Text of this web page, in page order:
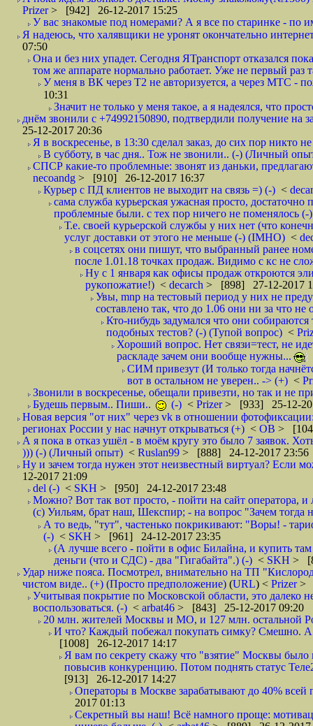
Prizer> [942] 26-12-2017 15:25
У вас знакомые под номерами? А я все по старинке - по
Я надеюсь, что халявщики не уронят окончательно
07:50
Она и без них упадет. Сегодня ЯТранспорт отказался
том же аппарате нормально работает. Уже не первый раз
У меня в ВК через Т2 не авторизуется, а через МТС -
10:31
Значит не только у меня такое, а я надеялся, что
днём звонили с +74992150890, подтвердили получение на
25-12-2017 20:36
Я в воскресенье, в 13:30 сделал заказ, до сих пор никто
В субботу, в час дня.. Тож не звонили.. (-) (Личный
СПСР какие-то проблемные: звонят из даньки,
necoandg > [910] 26-12-2017 16:37
Курьер с ПД клиентов не выходит на связь =) (-) <
сама служба курьерская ужасная просто,
проблемные были. с тех пор ничего не поменялось (-)
Т.е. своей курьерской службы у них нет (что
услуг доставки от этого не меньше (-) (IMHO) <
в соцсетях они пишут, что выбранный ранее
после 1.01.18 точках продаж. Видимо с кс не
Ну с 1 января как офисы продаж откроются
рукопожатие!) < decarch > [898] 27-12-2017
Увы, mnp на тестовый период у них не
составлено так, что до 1.06 они ни за что не
Кто-нибудь задумался что они
подобных тестов? (-) (Тупой вопрос) <
Хороший вопрос. Нет связи=тест, не
раскладе зачем они вообще нужны...
СИМ привезут (И только тогда
вот в остальном не уверен.. -> (+) <
Звонили в воскресенье, обещали привезти, но так и не
Будешь первым.. Пиши..
(-) < Prizer> [933] 25-12-
Новая версия "от них" через vk в отношении
регионах России у нас начнут открываться (+) < ОВ >
А я пока в отказ ушёл - в моём кругу это было 7 заявок.
))) (-) (Личный опыт) < Ruslan99 > [888] 24-12-2017 23:56
Ну и зачем тогда нужен этот неизвестный виртуал? Если
12-2017 21:09
del (-) < SKH > [950] 24-12-2017 23:48
Можно? Вот так вот просто, - пойти на сайт оператора,
(с) Уильям, брат наш, Шекспир; - на вопрос "Зачем тогда
А то ведь, "тут", частенько покрикивают: "Воры! -
(-) < SKH > [961] 24-12-2017 23:35
(А лучше всего - пойти в офис Билайна, и купить
деньги (что и СДС) - два "Гигабайта".) (-) < SKH >
Удар ниже пояса. Посмотрел, внимательно на ТП
чистом виде.. (+) (Просто предположение) (URL) < Prizer>
Учитывая покрытие по Московской области, это далеко
воспользоваться. (-) < arbat46 > [843] 25-12-2017 09:20
20 млн. жителей Москвы и МО, и 127 млн. остальной
И что? Каждый побежал покупать симку? Смешно. А
[1008] 26-12-2017 14:17
Я вам по секрету скажу что "взятие" Москвы
повысив конкуренцию. Потом поднять статус
[913] 26-12-2017 14:27
Операторы в Москве зарабатывают до 40% всей
2017 01:13
Секретный вы наш! Всё намного проще: